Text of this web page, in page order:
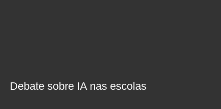
Debate sobre IA nas escolas